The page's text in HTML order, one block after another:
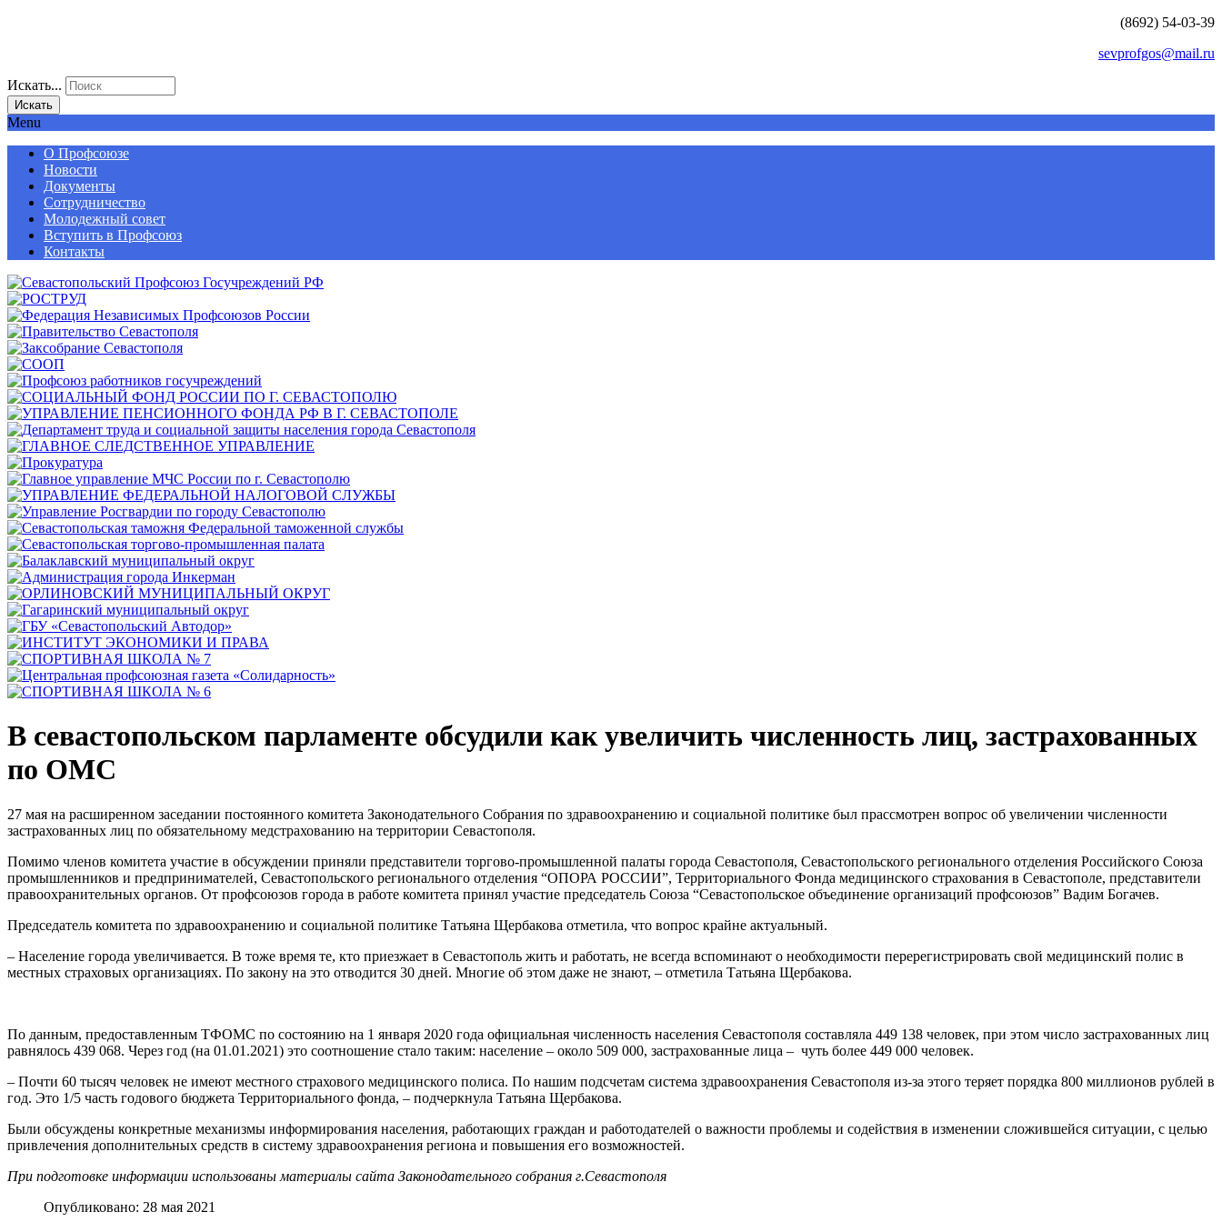
(8692) 54-03-39
sevprofgos@mail.ru
Искать...
Искать
Menu
О Профсоюзе
Новости
Документы
Сотрудничество
Молодежный совет
Вступить в Профсоюз
Контакты
В севастопольском парламенте обсудили как увеличить численность лиц, застрахованных
по ОМС
27 мая на расширенном заседании постоянного комитета Законодательного Собрания по здравоохранению и социальной политике был прассмотрен вопрос об увеличении численности
застрахованных лиц по обязательному медстрахованию на территории Севастополя.
Помимо членов комитета участие в обсуждении приняли представители торгово-промышленной палаты города Севастополя, Севастопольского регионального отделения Российского Союза
промышленников и предпринимателей, Севастопольского регионального отделения “ОПОРА РОССИИ”, Территориального Фонда медицинского страхования в Севастополе, представители
правоохранительных органов. От профсоюзов города в работе комитета принял участие председатель Союза “Севастопольское объединение организаций профсоюзов” Вадим Богачев.
Председатель комитета по здравоохранению и социальной политике Татьяна Щербакова отметила, что вопрос крайне актуальный.
– Население города увеличивается. В тоже время те, кто приезжает в Севастополь жить и работать, не всегда вспоминают о необходимости перерегистрировать свой медицинский полис в
местных страховых организациях. По закону на это отводится 30 дней. Многие об этом даже не знают, – отметила Татьяна Щербакова.
По данным, предоставленным ТФОМС по состоянию на 1 января 2020 года официальная численность населения Севастополя составляла 449 138 человек, при этом число застрахованных лиц
равнялось 439 068. Через год (на 01.01.2021) это соотношение стало таким: население – около 509 000, застрахованные лица – чуть более 449 000 человек.
– Почти 60 тысяч человек не имеют местного страхового медицинского полиса. По нашим подсчетам система здравоохранения Севастополя из-за этого теряет порядка 800 миллионов рублей в
год. Это 1/5 часть годового бюджета Территориального фонда, – подчеркнула Татьяна Щербакова.
Были обсуждены конкретные механизмы информирования населения, работающих граждан и работодателей о важности проблемы и содействия в изменении сложившейся ситуации, с целью
привлечения дополнительных средств в систему здравоохранения региона и повышения его возможностей.
При подготовке информации использованы материалы сайта Законодательного собрания г.Севастополя
Опубликовано: 28 мая 2021